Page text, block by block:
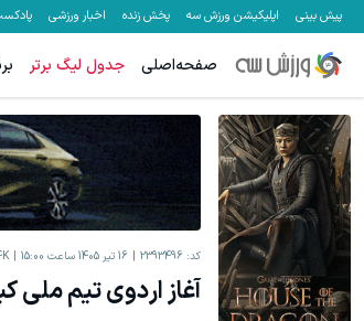
پیش بینی اپلیکیشن ورزش سه پخش زنده اخبار ورزشی
صفحه‌اصلی جدول لیگ برتر
کد: 2393496 16 تیر 1405 ساعت 15:00
آغاز اردوی تیم ملی کبدی